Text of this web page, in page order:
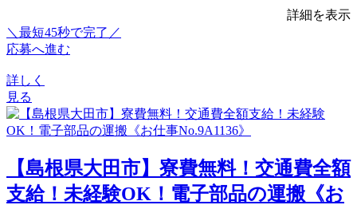
詳細を表示
＼最短45秒で完了／
応募へ進む
詳しく
見る
【島根県大田市】寮費無料！交通費全額
支給！未経験OK！電子部品の運搬《お